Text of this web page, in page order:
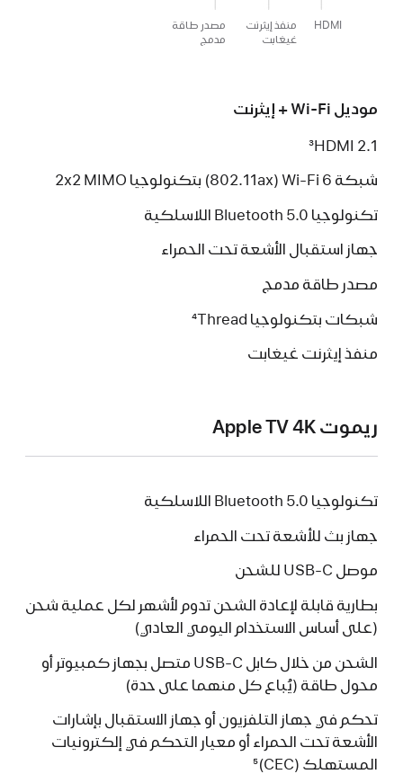
مصدر طاقة
مدمج
منفذ إيثرنت
غيغابت
HDMI
موديل Wi-Fi + إيثرنت
HDMI 2.1‏
3
شبكة Wi-Fi 6 ‏(802.11ax) بتكنولوجيا MIMO ‏2x2‏
تكنولوجيا ‏Bluetooth 5.0
اللاسلكية
جهاز استقبال الأشعة تحت الحمراء
مصدر طاقة مدمج
شبكات بتكنولوجيا Thread‏
4
منفذ إيثرنت غيغابت
ريموت Apple TV 4K
تكنولوجيا ‏Bluetooth 5.0 اللاسلكية
جهاز بث للأشعة تحت الحمراء
موصل USB-C للشحن
بطارية قابلة لإعادة الشحن تدوم لأشهر لكل عملية شحن
(على أساس الاستخدام اليومي العادي)
الشحن من خلال كابل ‏USB-C متصل بجهاز كمبيوتر أو
محول طاقة (يُباع كل منهما على حدة)
تحكم في جهاز التلفزيون أو جهاز الاستقبال بإشارات
الأشعة تحت الحمراء أو معيار التحكم في إلكترونيات
المستهلك (CEC)‏
5